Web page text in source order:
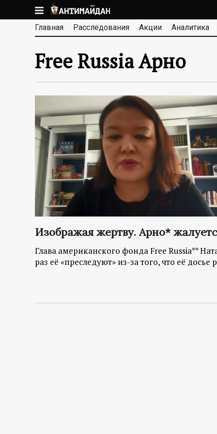
к
основномуА
Н
И
М
А
Й
Д
А
Н
-
н
Главная Расследования Акции Аналитика
Free Russia Арно
Изображая жертву. Арно*
Глава американского фонда Free Russia**
раз её «преследуют» из-за того, что её досье